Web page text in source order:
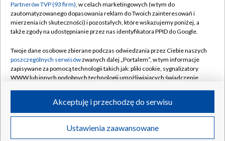
Centrum informacji TVP
Naziemna Telewizja Cyfrowa
Rada Programowa
System NOS
Informacje o nadawcy
Program dla prasy
Ogłoszenie przetargowe
Moje zgody
Pomoc
Kontakt
Kanały
©2026 Telewizja Polska S.A. w likwidacji
Partnerów TVP (93 firm), w celach marketingowych (w tym do
zautomatyzowanego dopasowania reklam do Twoich zainteresowań i
mierzenia ich skuteczności) i pozostałych, które wskazujemy poniżej, a
także zgody na udostępnianie przez nas identyfikatora PPID do Google.
Twoje dane osobowe zbierane podczas odwiedzania przez Ciebie naszych
poszczególnych serwisówzwanych dalej „Portalem”, w tym informacje
zapisywane za pomocą technologii takich jak: pliki cookie, sygnalizatory
WWW lub innych podobnych technologii umożliwiających świadczenie
ruchu w Internecie.
Twoje dane osobowe zbierane podczas odwiedzania przez Ciebie
poszczególnych serwisówna Portalu, takie jak adresy IP, identyfikatory
Ustawienia zaawansowane
Akceptuję i przechodzę do serwisu